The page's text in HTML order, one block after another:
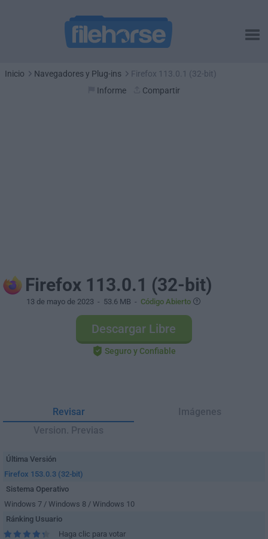
Inicio Navegadores y Plug-ins
Firefox 113.0.1 (32-bit)
Informe
Compartir
Firefox 113.0.1 (32-bit)
13 de mayo de 2023 - 53.6 MB - Código Abierto
Descargar Libre
Seguro y Confiable
Revisar
Imágenes
Version. Previas
Última Versión
Firefox 153.0.3 (32-bit)
Sistema Operativo
Windows 7 / Windows 8 / Windows 10
Ránking Usuario
Haga clic para votar